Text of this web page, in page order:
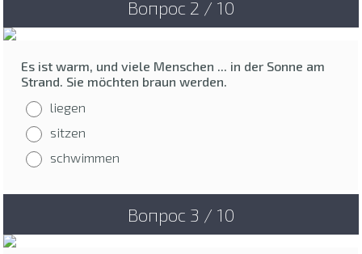
Вопрос 2 / 10
Es ist warm, und viele Menschen ... in der Sonne am
Strand. Sie möchten braun werden.
liegen
sitzen
schwimmen
Вопрос 3 / 10